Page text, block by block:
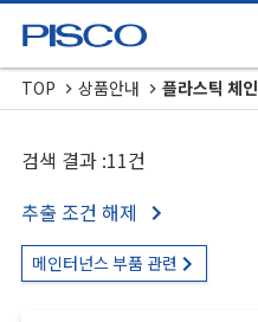
TOP 상품안내 플라스틱 체인
검색 결과 :11건
추출 조건 해제
메인터넌스 부품 관련